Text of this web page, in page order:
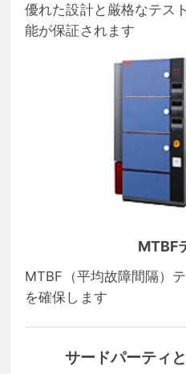
優れた設計と厳格なテス
能が保証されます
MTBF
MTBF（平均故障間隔）
を確保します
サードパーティ